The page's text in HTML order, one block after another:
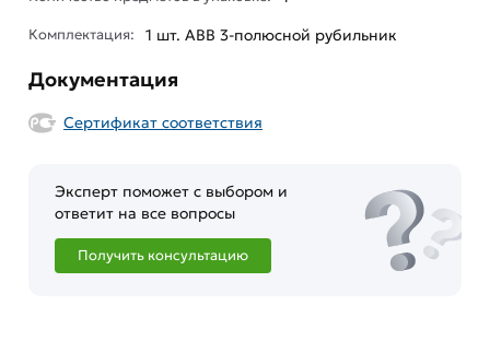
Комплектация: 1 шт. ABB 3-полюсной рубильник
Документация
Сертификат соответствия
Эксперт поможет с выбором и
ответит на все вопросы
Получить консультацию